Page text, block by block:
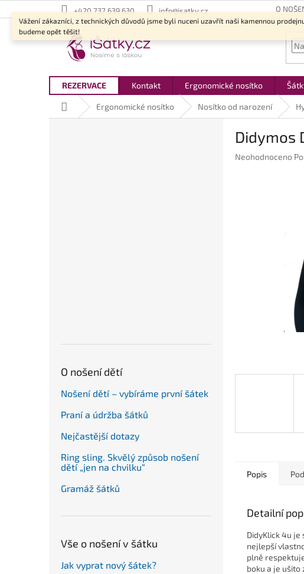
na
obsah
Vážení zákazníci, z technických důvodů jsme byli nuceni uzavřít naši kamennou
budeme opět těšit!
+420 737 639 630 info@isatky.cz O
REZERVACE Kontakt Ergonomické nosítko
Domů Ergonomické nosítko Nosítko od narození
O nošení dětí
Nošení dětí – vybíráme první šátek
Praní a údržba šátků
Nejčastější dotazy
Ring sling. Skvělý způsob nošení
dětí „jen na chvilku“
Gramáž šátků
Vše o nošení v šátku
Jak vyprat nový šátek?
Didymos
Průměrné
Neohodnoceno
Popis
Detailní
DidyKlick 4u
nejlepší
plně
boku a je ušito